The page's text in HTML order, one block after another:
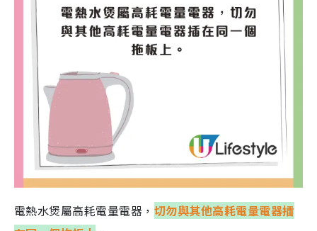
電熱水煲屬高耗電量電器， 切勿與其他高耗電量電器插